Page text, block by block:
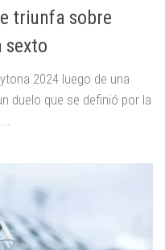
triunfa sobre
sexto
2024 luego de una
duelo que se definió por la